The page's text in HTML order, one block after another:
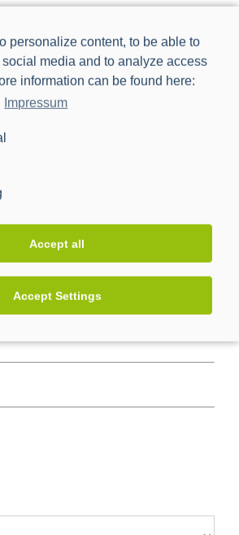
personalize content, to be able to
media and to analyze access
information can be found here:
Impressum
Accept all
Accept Settings